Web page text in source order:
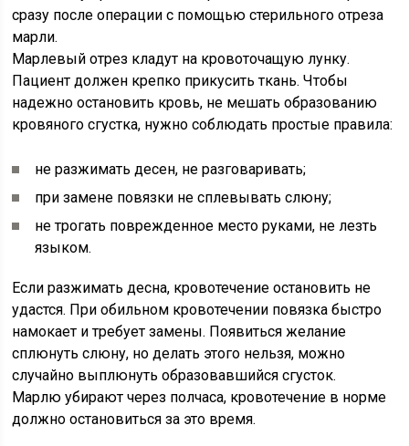
сразу после операции с помощью стерильного отреза
марли.
Марлевый отрез кладут на кровоточащую лунку.
Пациент должен крепко прикусить ткань. Чтобы
надежно остановить кровь, не мешать образованию
кровяного сгустка, нужно соблюдать простые правила:
не разжимать десен, не разговаривать;
при замене повязки не сплевывать слюну;
не трогать поврежденное место руками, не лезть
языком.
Если разжимать десна, кровотечение остановить не
удастся. При обильном кровотечении повязка быстро
намокает и требует замены. Появиться желание
сплюнуть слюну, но делать этого нельзя, можно
случайно выплюнуть образовавшийся сгусток.
Марлю убирают через полчаса, кровотечение в норме
должно остановиться за это время.